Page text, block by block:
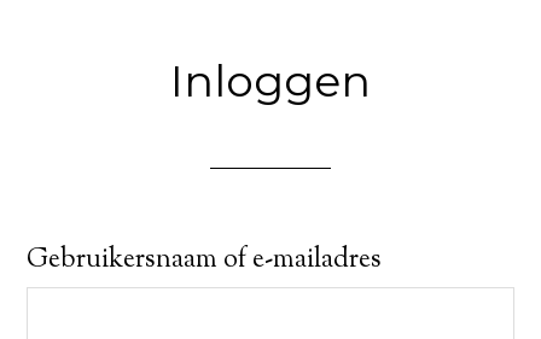
Inloggen
Gebruikersnaam of e-mailadres